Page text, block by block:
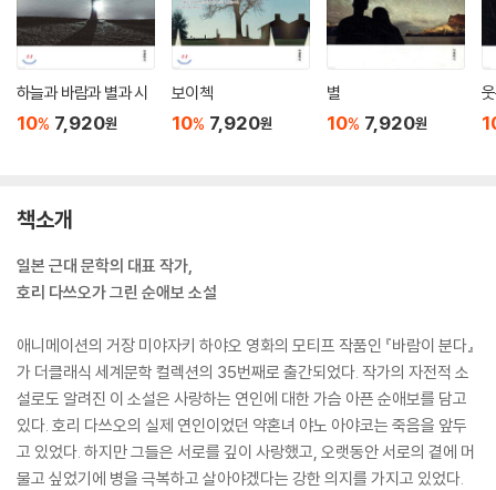
하늘과 바람과 별과 시
10% 7,920원
보이첵
10% 7,920원
별
10% 7,920원
책소개
일본 근대 문학의 대표 작가,
호리 다쓰오가 그린 순애보 소설
애니메이션의 거장 미야자키 하야오 영화의 모티프 작품인 『바람이 분다』
가 더클래식 세계문학 컬렉션의 35번째로 출간되었다. 작가의 자전적 소
설로도 알려진 이 소설은 사랑하는 연인에 대한 가슴 아픈 순애보를 담고
있다. 호리 다쓰오의 실제 연인이었던 약혼녀 야노 아야코는 죽음을 앞두
고 있었다. 하지만 그들은 서로를 깊이 사랑했고, 오랫동안 서로의 곁에 머
물고 싶었기에 병을 극복하고 살아야겠다는 강한 의지를 가지고 있었다.